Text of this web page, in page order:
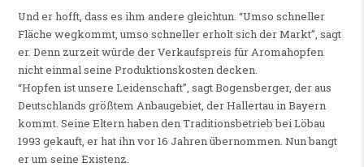
Und er hofft, dass es ihm andere gleichtun. “Umso schneller
Fläche wegkommt, umso schneller erholt sich der Markt”, sagt
er. Denn zurzeit würde der Verkaufspreis für Aromahopfen
nicht einmal seine Produktionskosten decken.
“Hopfen ist unsere Leidenschaft”, sagt Bogensberger, der aus
Deutschlands größtem Anbaugebiet, der Hallertau in Bayern
kommt. Seine Eltern haben den Traditionsbetrieb bei Löbau
1993 gekauft, er hat ihn vor 16 Jahren übernommen. Nun bangt
er um seine Existenz.